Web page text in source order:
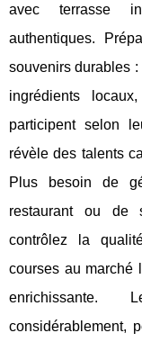
avec terrasse
authentiques.
souvenirs durables
ingrédients
participent selon
révèle des talents
Plus besoin de
restaurant ou de
contrôlez la
courses au marché
considérablement,